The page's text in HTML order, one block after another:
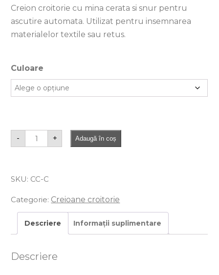
Creion croitorie cu mina cerata si snur pentru
ascutire automata. Utilizat pentru insemnarea
materialelor textile sau retus.
Culoare
- + Adaugă în coș
SKU: CC-C
Categorie: Creioane croitorie
Descriere Informații suplimentare
Descriere